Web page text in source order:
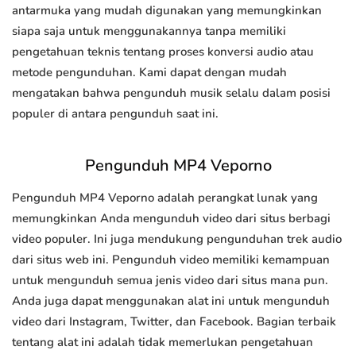
antarmuka yang mudah digunakan yang memungkinkan
siapa saja untuk menggunakannya tanpa memiliki
pengetahuan teknis tentang proses konversi audio atau
metode pengunduhan. Kami dapat dengan mudah
mengatakan bahwa pengunduh musik selalu dalam posisi
populer di antara pengunduh saat ini.
Pengunduh MP4 Veporno
Pengunduh MP4 Veporno adalah perangkat lunak yang
memungkinkan Anda mengunduh video dari situs berbagi
video populer. Ini juga mendukung pengunduhan trek audio
dari situs web ini. Pengunduh video memiliki kemampuan
untuk mengunduh semua jenis video dari situs mana pun.
Anda juga dapat menggunakan alat ini untuk mengunduh
video dari Instagram, Twitter, dan Facebook. Bagian terbaik
tentang alat ini adalah tidak memerlukan pengetahuan